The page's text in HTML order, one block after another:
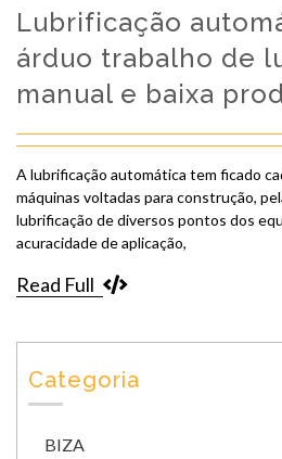
Lubrificação
árduo trabalho de
manual e baixa
A lubrificação automática tem ficado
máquinas voltadas para construção,
lubrificação de diversos pontos dos
acuracidade de aplicação,
Read Full
Categoria
BIZA